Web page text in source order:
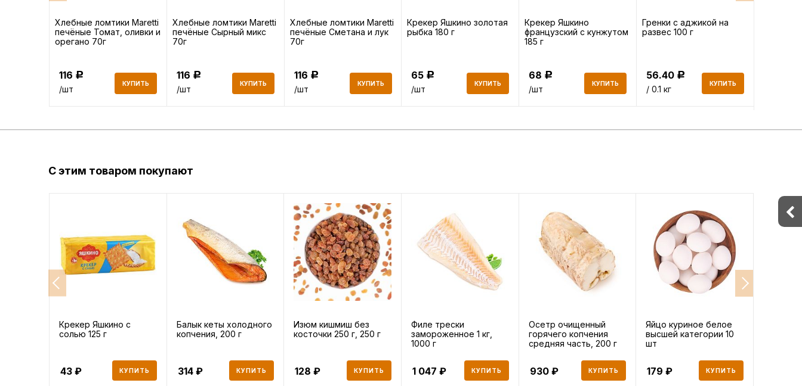
Хлебные ломтики Maretti
печёные Томат, оливки и
орегано 70г
116 Р
/шт
КУПИТЬ
Хлебные ломтики Maretti
печёные Сырный микс
70г
116 Р
/шт
КУПИТЬ
Хлебные ломтики Maretti
печёные Сметана и лук
70г
116 Р
/шт
КУПИТЬ
Крекер Яшкино золотая
рыбка 180 г
65 Р
/шт
КУПИТЬ
Крекер Яшкино
французский с кунжутом
185 г
68 Р
/шт
КУПИТЬ
Гренки с аджикой на
развес 100 г
56.40 Р
/ 0.1 кг
КУПИТЬ
С этим товаром покупают
Крекер Яшкино с
солью 125 г
43 КУПИТЬ
Балык кеты холодного
копчения, 200 г
314 КУПИТЬ
Изюм кишмиш без
косточки 250 г, 250 г
128 КУПИТЬ
Филе трески
замороженное 1 кг,
1000 г
1 047 КУПИТЬ
Осетр очищенный
горячего копчения
средняя часть, 200 г
930 КУПИТЬ
Яйцо куриное белое
высшей категории 10
шт
179 КУПИТЬ